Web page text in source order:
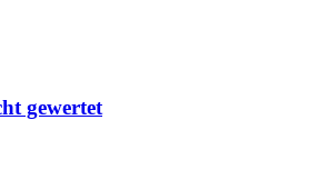
gewertet